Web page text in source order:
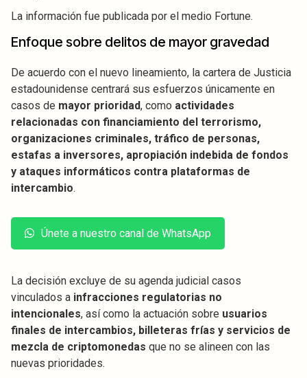
La información fue publicada por el medio Fortune.
Enfoque sobre delitos de mayor gravedad
De acuerdo con el nuevo lineamiento, la cartera de Justicia
estadounidense centrará sus esfuerzos únicamente en
casos de mayor prioridad, como actividades
relacionadas con financiamiento del terrorismo,
organizaciones criminales, tráfico de personas,
estafas a inversores, apropiación indebida de fondos
y ataques informáticos contra plataformas de
intercambio.
Únete a nuestro canal de WhatsApp
La decisión excluye de su agenda judicial casos
vinculados a infracciones regulatorias no
intencionales, así como la actuación sobre usuarios
finales de intercambios, billeteras frías y servicios de
mezcla de criptomonedas que no se alineen con las
nuevas prioridades.